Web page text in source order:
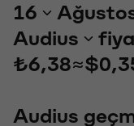
16
Audius
₺6,38≈
Audius